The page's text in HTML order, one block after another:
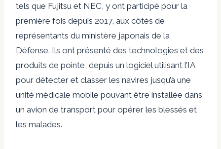
tels que Fujitsu et NEC, y ont participé pour la
première fois depuis 2017, aux côtés de
représentants du ministère japonais de la
Défense. Ils ont présenté des technologies et des
produits de pointe, depuis un logiciel utilisant l’IA
pour détecter et classer les navires jusqu’à une
unité médicale mobile pouvant être installée dans
un avion de transport pour opérer les blessés et
les malades.